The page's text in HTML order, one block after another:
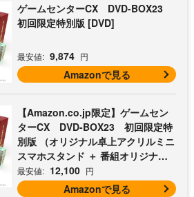
ゲームセンターCX DVD-BOX23
初回限定特別版 [DVD]
最安値: 9,874 円
Amazonで見る
【Amazon.co.jp限定】ゲームセン
ターCX DVD-BOX23 初回限定特
別版 （オリジナル卓上アクリルミニ
スマホスタンド ＋ 番組オリジナル
マイクロファイバークロス（オレン
ジ） 付） [DVD]
最安値: 12,100 円
Amazonで見る